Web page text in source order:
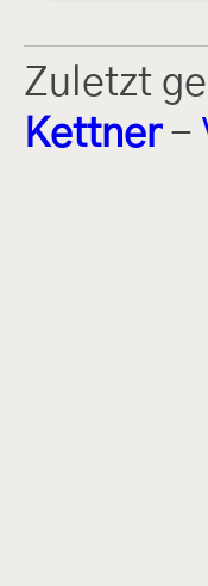
Zuletzt
Kettner-